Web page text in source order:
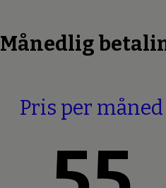
Månedlig
Pris per måned